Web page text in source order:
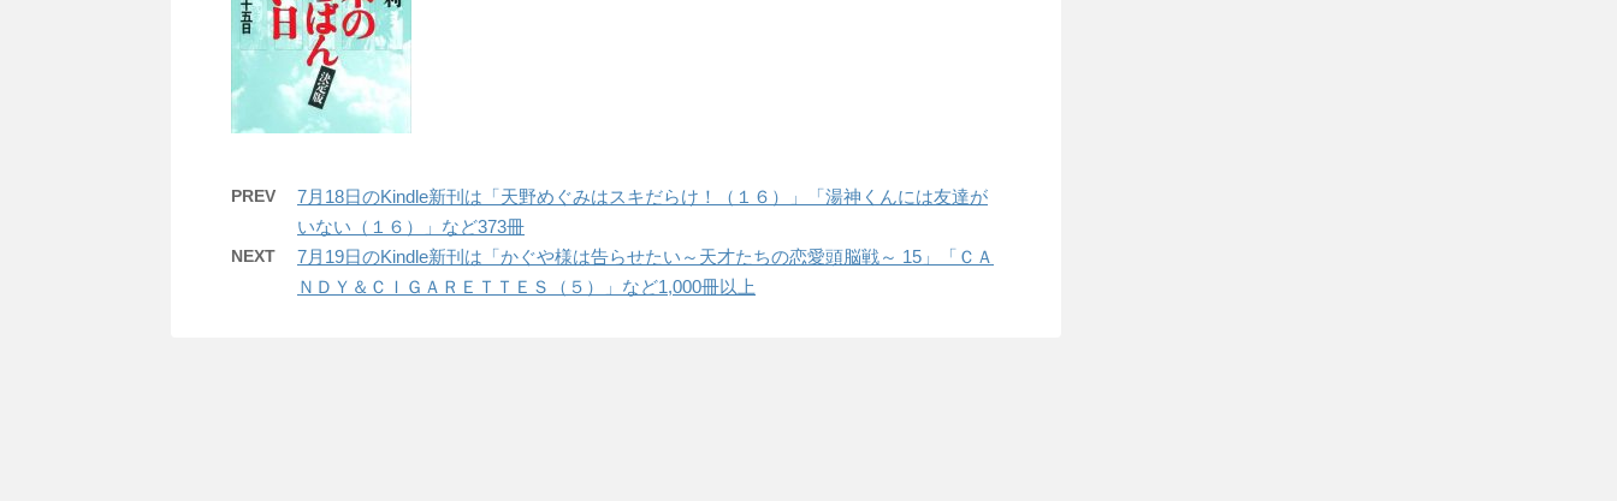
PREV
7月18日のKindle新刊は「天野めぐみはスキだらけ！（１６）」「湯神くんには友達が
いない（１６）」など373冊
NEXT
7月19日のKindle新刊は「かぐや様は告らせたい～天才たちの恋愛頭脳戦～ 15」「ＣＡ
ＮＤＹ＆ＣＩＧＡＲＥＴＴＥＳ（５）」など1,000冊以上